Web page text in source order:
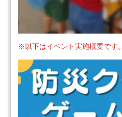
※以下はイベント実施概要です。